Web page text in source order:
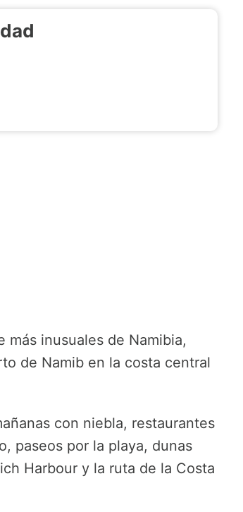
inusuales de Namibia,
de Namib en la costa central
con niebla, restaurantes
paseos por la playa, dunas
Harbour y la ruta de la Costa